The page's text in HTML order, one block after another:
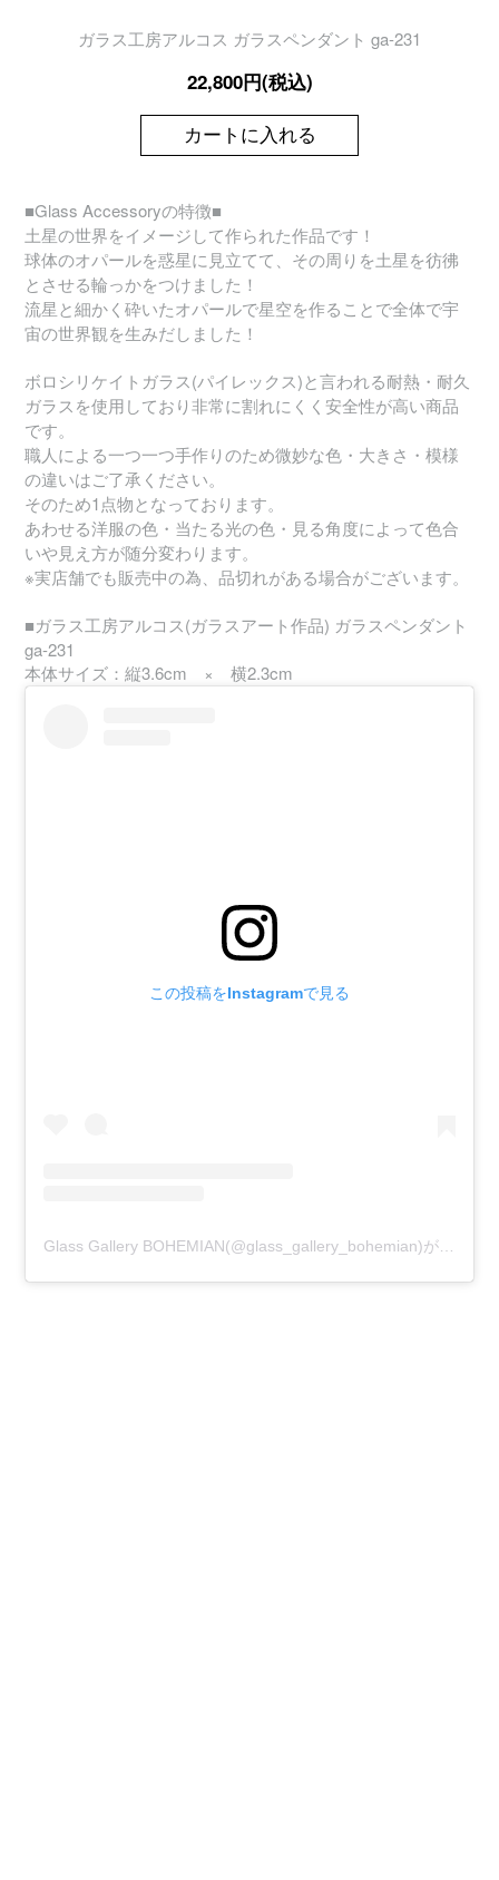
ガラス工房アルコス ガラスペンダント ga-231
22,800円(税込)
カートに入れる
■Glass Accessoryの特徴■
土星の世界をイメージして作られた作品です！
球体のオパールを惑星に見立てて、その周りを土星を彷彿
とさせる輪っかをつけました！
流星と細かく砕いたオパールで星空を作ることで全体で宇
宙の世界観を生みだしました！
ボロシリケイトガラス(パイレックス)と言われる耐熱・耐久
ガラスを使用しており非常に割れにくく安全性が高い商品
です。
職人による一つ一つ手作りのため微妙な色・大きさ・模様
の違いはご了承ください。
そのため1点物となっております。
あわせる洋服の色・当たる光の色・見る角度によって色合
いや見え方が随分変わります。
※実店舗でも販売中の為、品切れがある場合がございます。
■ガラス工房アルコス(ガラスアート作品) ガラスペンダント
ga-231
本体サイズ：縦3.6cm × 横2.3cm
この投稿をInstagramで見る